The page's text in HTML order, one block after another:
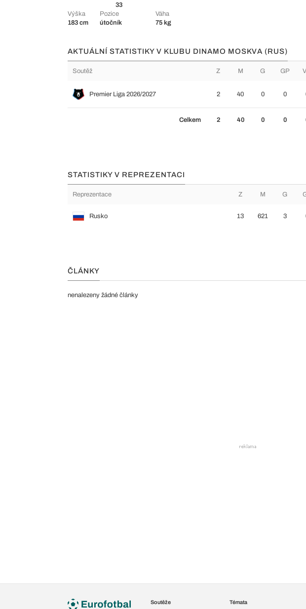
33
Výška
183 cm
Pozice
útočník
Váha
75 kg
AKTUÁLNÍ STATISTIKY V KLUBU DINAMO MOSKVA (RUS)
Soutěž Z M G GP
Premier Liga 2026/2027 2 40 0 0
Celkem 2 40 0 0
STATISTIKY V REPREZENTACI
Reprezentace Z M G
Rusko 13 621 3
ČLÁNKY
nenalezeny žádné články
Soutěže Témata